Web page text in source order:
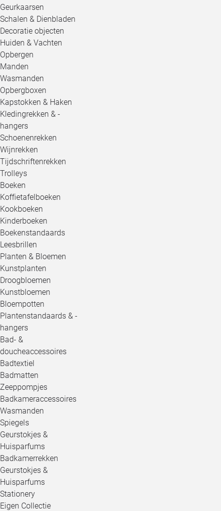
Geurkaarsen
Schalen & Dienbladen
Decoratie objecten
Huiden & Vachten
Opbergen
Manden
Wasmanden
Opbergboxen
Kapstokken & Haken
Kledingrekken & -
hangers
Schoenenrekken
Wijnrekken
Tijdschriftenrekken
Trolleys
Boeken
Koffietafelboeken
Kookboeken
Kinderboeken
Boekenstandaards
Leesbrillen
Planten & Bloemen
Kunstplanten
Droogbloemen
Kunstbloemen
Bloempotten
Plantenstandaards & -
hangers
Bad- &
doucheaccessoires
Badtextiel
Badmatten
Zeeppompjes
Badkameraccessoires
Wasmanden
Spiegels
Geurstokjes &
Huisparfums
Badkamerrekken
Geurstokjes &
Huisparfums
Stationery
Eigen Collectie